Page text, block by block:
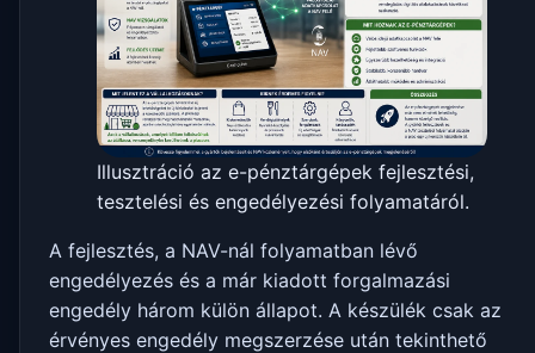
Illusztráció az e-pénztárgépek fejlesztési,
tesztelési és engedélyezési folyamatáról.
A fejlesztés, a NAV-nál folyamatban lévő
engedélyezés és a már kiadott forgalmazási
engedély három külön állapot. A készülék csak az
érvényes engedély megszerzése után tekinthető